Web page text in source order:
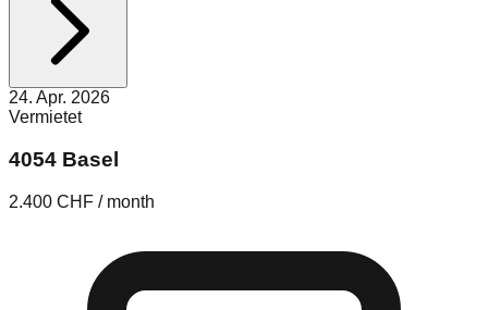
24. Apr. 2026
Vermietet
4054 Basel
2.400 CHF / month